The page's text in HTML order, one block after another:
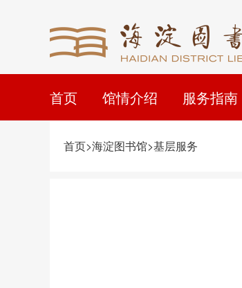
首页 馆情介绍 服务指南
首页>海淀图书馆>基层服务